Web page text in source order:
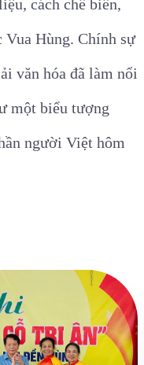
cách chế biến,
Hùng. Chính sự
văn hóa đã làm nổi
một biểu tượng
người Việt hôm